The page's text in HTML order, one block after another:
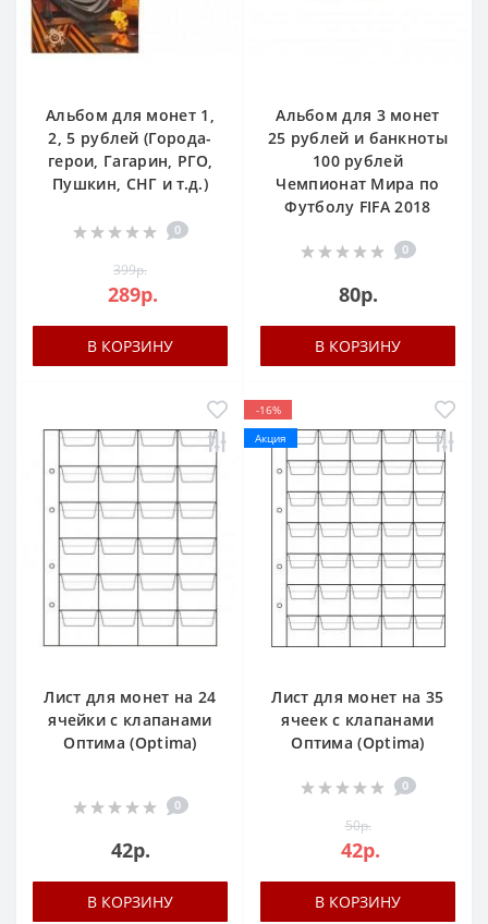
Альбом для монет 1,
2, 5 рублей (Города-
герои, Гагарин, РГО,
Пушкин, СНГ и т.д.)
0
399р.
289р.
В КОРЗИНУ
Альбом для 3 монет
25 рублей и банкноты
100 рублей
Чемпионат Мира по
Футболу FIFA 2018
0
80р.
В КОРЗИНУ
Лист для монет на 24
ячейки c клапанами
Оптима (Optima)
0
42р.
В КОРЗИНУ
-16%
Акция
Лист для монет на 35
ячеек c клапанами
Оптима (Optima)
0
50р.
42р.
В КОРЗИНУ